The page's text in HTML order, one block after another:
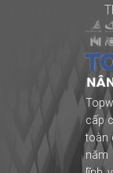
cấp
toàn
năm